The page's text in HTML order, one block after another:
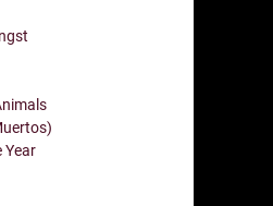
Year